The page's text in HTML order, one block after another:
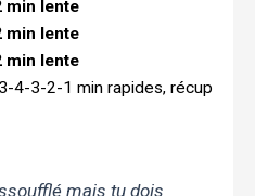
min lente
min lente
min lente
4-3-2-1 min rapides, récup
mais tu dois